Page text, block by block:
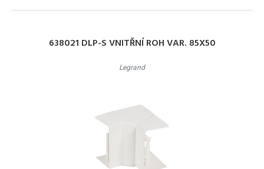
638021 DLP-S VNITŘNÍ ROH VAR. 85X50
Legrand